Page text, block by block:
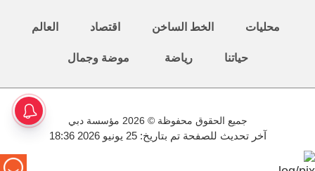
محليات الخط الساخن اقتصاد العالم
حياتنا رياضة موضة وجمال
جميع الحقوق محفوظة © 2026 مؤسسة دبي
آخر تحديث للصفحة تم بتاريخ: 25 يونيو 2026 18:36